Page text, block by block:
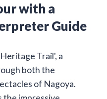
with a
Guide
Trail', a
both the
of Nagoya.